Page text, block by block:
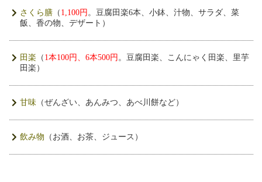
さくら膳 （ 1,100円 。豆腐田楽6本、小鉢、汁物、サラダ、菜
飯、香の物、デザート）
田楽 （ 1本100円、6本500円 。豆腐田楽、こんにゃく田楽、里芋
田楽）
甘味 （ぜんざい、あんみつ、あべ川餅など）
飲み物 （お酒、お茶、ジュース）